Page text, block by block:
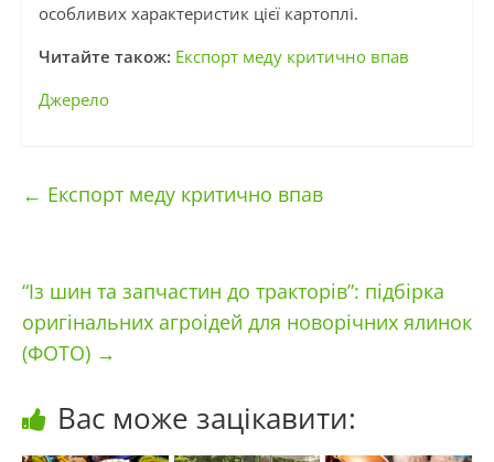
особливих характеристик цієї картоплі.
Читайте також: Експорт меду критично впав
Джерело
← Експорт меду критично впав
“Із шин та запчастин до тракторів”: підбірка
оригінальних агроідей для новорічних ялинок
(ФОТО) →
Вас може зацікавити: